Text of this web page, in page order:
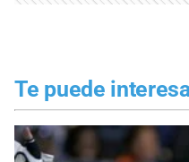
Te puede